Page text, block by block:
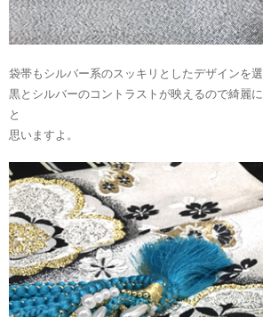
袋帯もシルバー系のスッキリとしたデザインを選
黒とシルバーのコントラストが映えるので綺麗
と
思いますよ。